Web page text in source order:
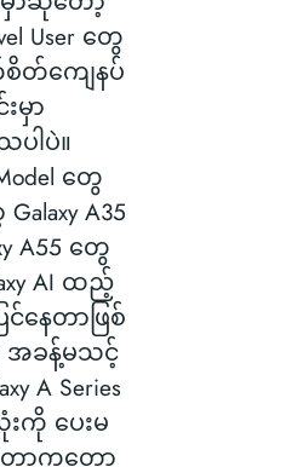
User တွေ
ကျေနပ်
မှာ
ပါပဲ။
တွေ
A35
A55 တွေ
AI ထည့်
င်နေတာဖြစ်
အခန့်မသင့်
A Series
ကို ပေးမ
ာကတော့